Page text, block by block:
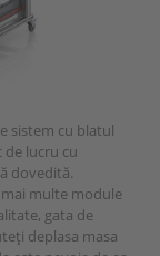
sistem cu blatul
lucru cu
dovedită.
multe module
gata de
deplasa masa